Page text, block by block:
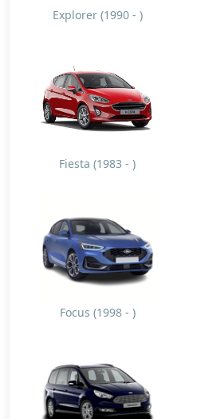
Explorer (1990 - )
Fiesta (1983 - )
Focus (1998 - )